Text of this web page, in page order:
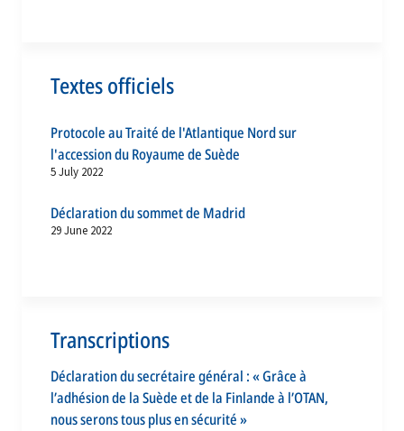
Textes officiels
Protocole au Traité de l'Atlantique Nord sur
l'accession du Royaume de Suède
5 July 2022
Déclaration du sommet de Madrid
29 June 2022
Transcriptions
Déclaration du secrétaire général : « Grâce à
l’adhésion de la Suède et de la Finlande à l’OTAN,
nous serons tous plus en sécurité »